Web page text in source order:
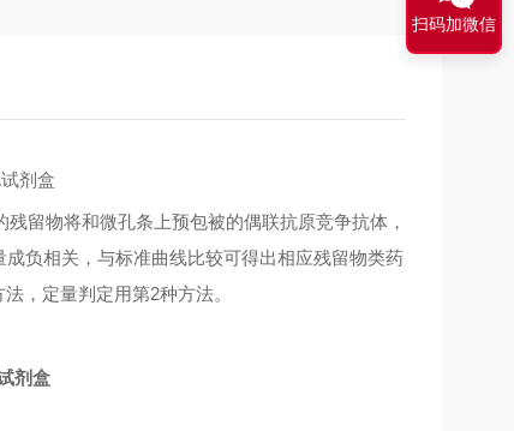
剂盒
留物将和微孔条上预包被的偶联抗原竞争抗体，
负相关，与标准曲线比较可得出相应残留物类药
，定量判定用第2种方法。
剂盒
扫码加微信